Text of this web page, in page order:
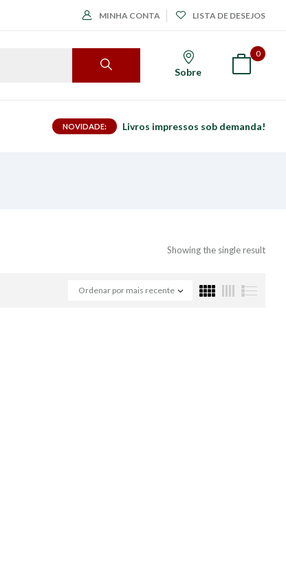
MINHA CONTA LISTA DE DESEJOS
Sobre
0
NOVIDADE: Livros impressos sob demanda!
Showing the single result
Ordenar por mais recente